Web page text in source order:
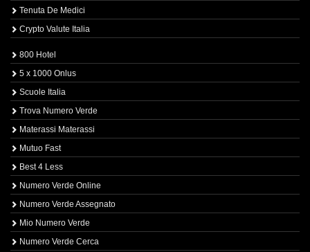
Tenuta De Medici
Crypto Valute Italia
800 Hotel
5 x 1000 Onlus
Scuole Italia
Trova Numero Verde
Materassi Materassi
Mutuo Fast
Best 4 Less
Numero Verde Online
Numero Verde Assegnato
Mio Numero Verde
Numero Verde Cerca